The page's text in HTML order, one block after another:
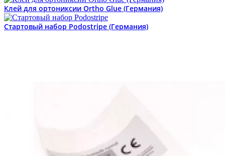
Клей для ортониксии Ortho Glue (Германия)
Стартовый набор Podostripe (Германия)